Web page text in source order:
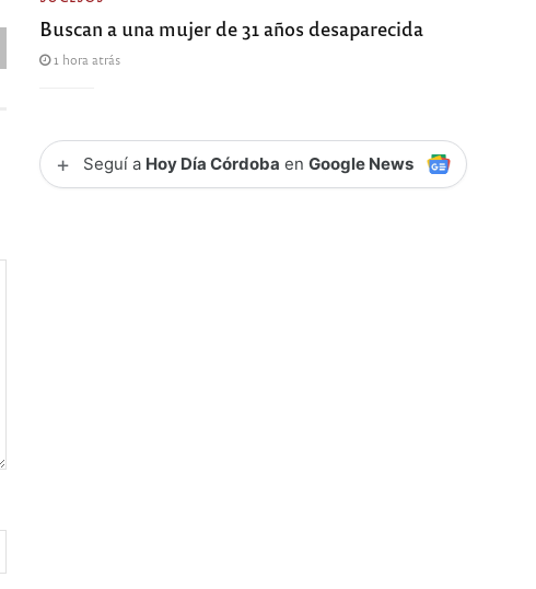
Buscan a una mujer de 31 años desaparecida
1 hora atrás
+ Seguí a Hoy Día Córdoba enGoogle News